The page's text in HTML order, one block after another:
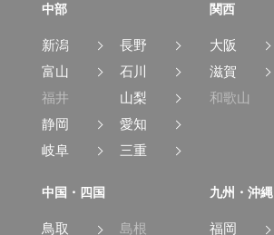
中部
新潟
長野
富山
石川
福井
山梨
静岡
愛知
岐阜
三重
関西
大阪
滋賀
和歌山
中国・四国
鳥取
島根
九州・沖縄
福岡